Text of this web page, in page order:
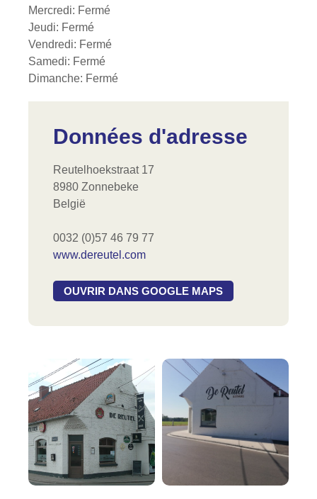
Mercredi: Fermé
Jeudi: Fermé
Vendredi: Fermé
Samedi: Fermé
Dimanche: Fermé
Données d'adresse
Reutelhoekstraat 17
8980 Zonnebeke
België
0032 (0)57 46 79 77
www.dereutel.com
OUVRIR DANS GOOGLE MAPS